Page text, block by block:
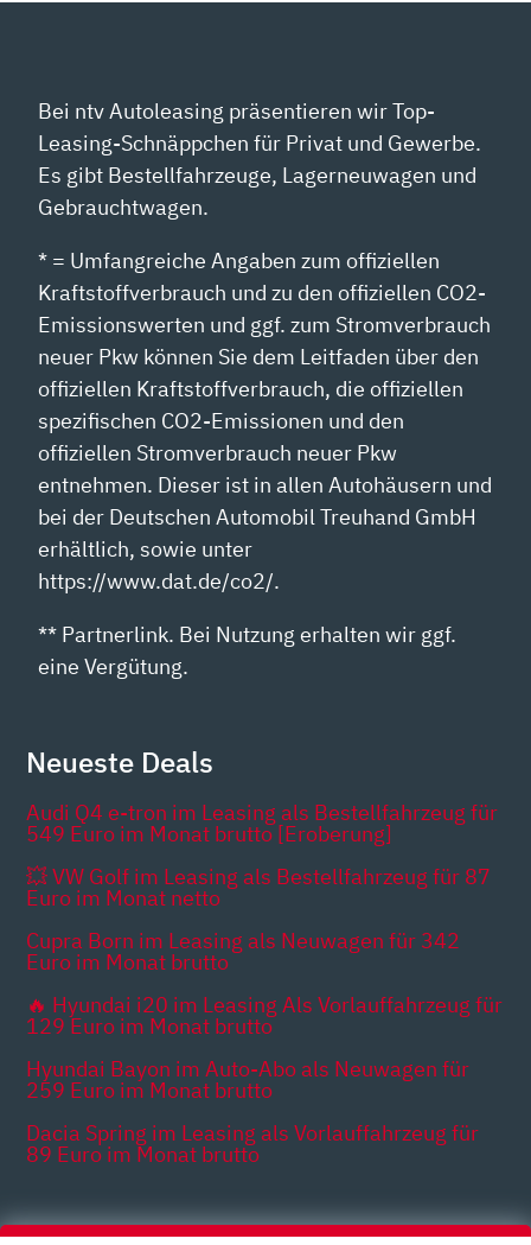
Bei ntv Autoleasing präsentieren wir Top-
Leasing-Schnäppchen für Privat und Gewerbe.
Es gibt Bestellfahrzeuge, Lagerneuwagen und
Gebrauchtwagen.
* = Umfangreiche Angaben zum offiziellen
Kraftstoffverbrauch und zu den offiziellen CO2-
Emissionswerten und ggf. zum Stromverbrauch
neuer Pkw können Sie dem Leitfaden über den
offiziellen Kraftstoffverbrauch, die offiziellen
spezifischen CO2-Emissionen und den
offiziellen Stromverbrauch neuer Pkw
entnehmen. Dieser ist in allen Autohäusern und
bei der Deutschen Automobil Treuhand GmbH
erhältlich, sowie unter
https://www.dat.de/co2/.
** Partnerlink. Bei Nutzung erhalten wir ggf.
eine Vergütung.
Neueste Deals
Audi Q4 e-tron im Leasing als Bestellfahrzeug für
549 Euro im Monat brutto [Eroberung]
💥 VW Golf im Leasing als Bestellfahrzeug für 87
Euro im Monat netto
Cupra Born im Leasing als Neuwagen für 342
Euro im Monat brutto
🔥 Hyundai i20 im Leasing Als Vorlauffahrzeug für
129 Euro im Monat brutto
Hyundai Bayon im Auto-Abo als Neuwagen für
259 Euro im Monat brutto
Dacia Spring im Leasing als Vorlauffahrzeug für
89 Euro im Monat brutto